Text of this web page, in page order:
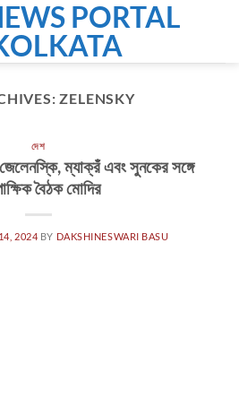
ZELENSKY
দেশ
ম্যাক্রঁ এবং সুনকের সঙ্গে
বৈঠক মোদির
2024 BY DAKSHINESWARI BASU